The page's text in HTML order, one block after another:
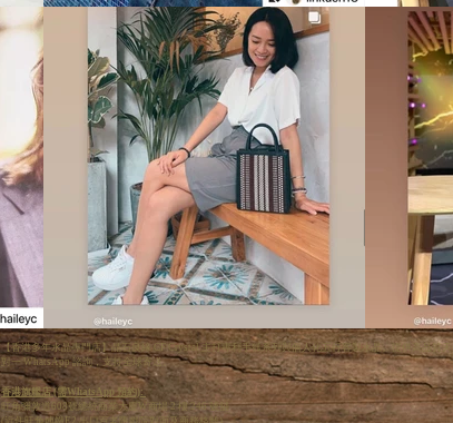
【香港多年水晶專門店】晶石良緣 CF Crystal 主打專利手狐系列與個人化五行客製水晶。提供高品質
對一 WhatsApp 諮詢，支持全球寄送。
香港旗艦店 (需WhatsApp 預約):
旺角彌敦道608號總統商業大廈W商場 2 樓 246 號舖
(近住旺角地鐵E2 出口百老匯戲院對面及商務格離)